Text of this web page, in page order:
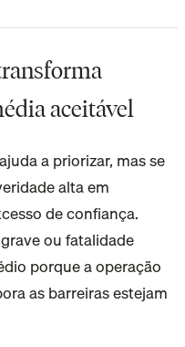
aceitável
a priorizar, mas se
alta em
de confiança.
ou fatalidade
porque a operação
as barreiras estejam